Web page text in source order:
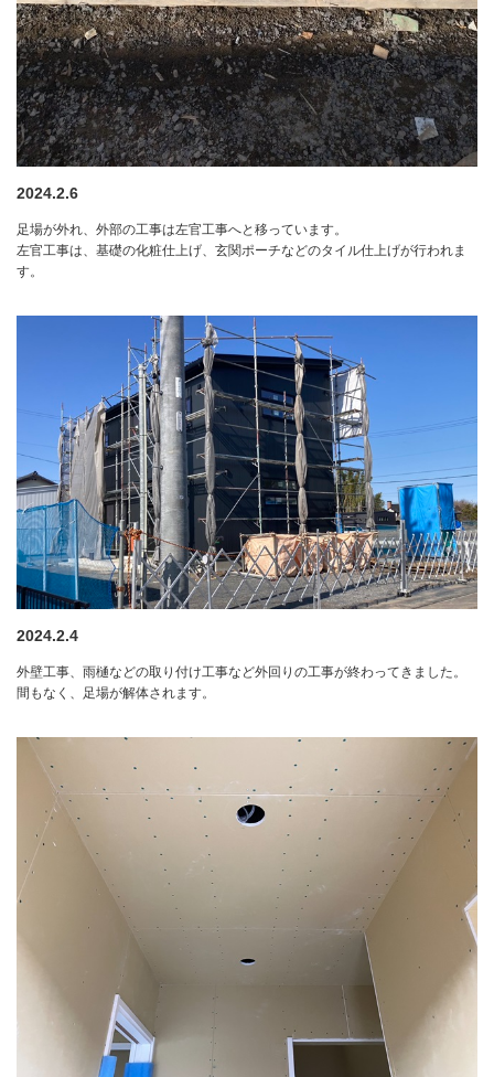
2024.2.6
足場が外れ、外部の工事は左官工事へと移っています。
左官工事は、基礎の化粧仕上げ、玄関ポーチなどのタイル仕上げが行われま
す。
2024.2.4
外壁工事、雨樋などの取り付け工事など外回りの工事が終わってきました。
間もなく、足場が解体されます。